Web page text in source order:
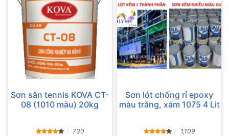
Sơn sân tennis KOVA CT-
08 (1010 màu) 20kg
730
Sơn lót chống rỉ epoxy
màu trắng, xám 1075 4 Lit
1,109